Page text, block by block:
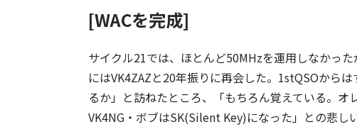
[WACを完成]
サイクル21では、ほとんど50MHzを運用しなかっ
にはVK4ZAZと20年振りに再会した。1stQSOから
るか」と訪ねたところ、「もちろん覚えている。
VK4NG・ボブはSK(Silent Key)になった」との悲し